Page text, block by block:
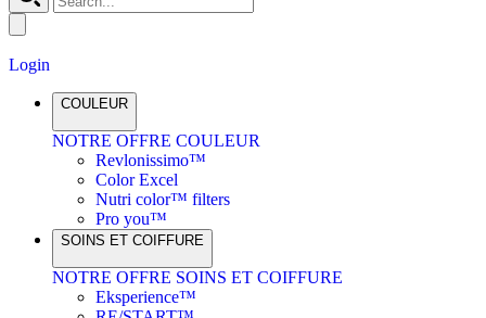
Login
COULEUR
NOTRE OFFRE COULEUR
Revlonissimo™
Color Excel
Nutri color™ filters
Pro you™
SOINS ET COIFFURE
NOTRE OFFRE SOINS ET COIFFURE
Eksperience™